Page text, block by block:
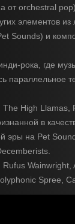
orchestral
элементов
Sounds) и
рока, где
High
в
эры на Pet
Spree,